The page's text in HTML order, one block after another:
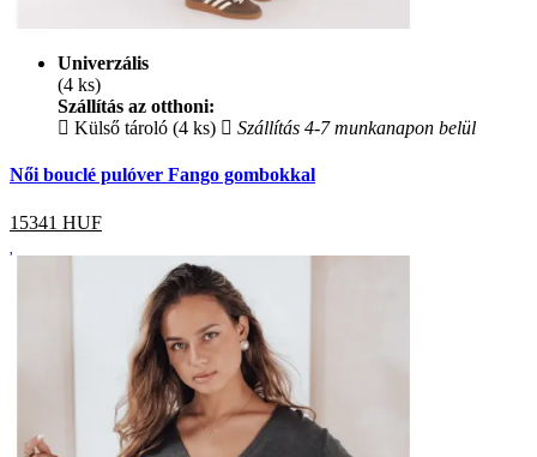
Univerzális
(4 ks)
Szállítás az otthoni:
Külső tároló (4 ks)
Szállítás 4-7 munkanapon belül
Női bouclé pulóver Fango gombokkal
15341 HUF